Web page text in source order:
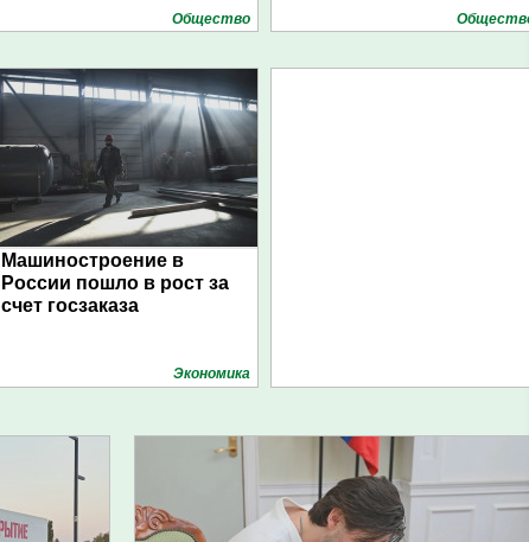
Общество
Машиностроение в
России пошло в рост за
счет госзаказа
Экономика